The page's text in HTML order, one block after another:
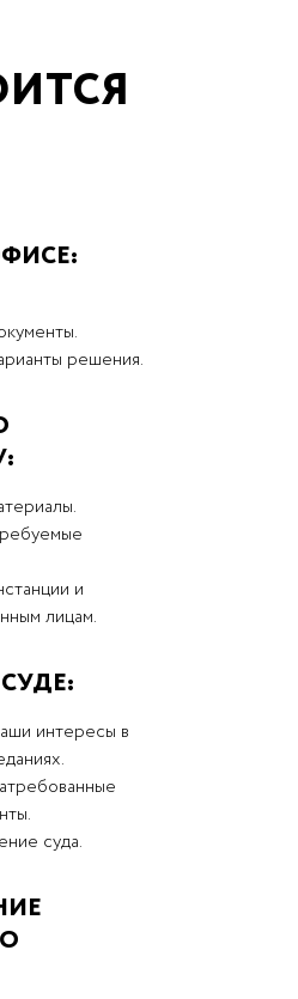
решения.
и
лицам.
интересы в
суда.